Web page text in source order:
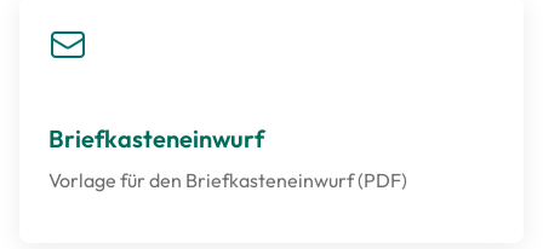
Briefkasteneinwurf
Vorlage für den Briefkasteneinwurf (PDF)